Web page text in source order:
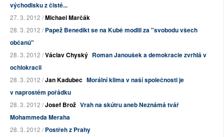
východisku z čisté...
27. 3. 2012 /Michael Marčák
28. 3. 2012 /Papež Benedikt se na Kubě modlil za "svobodu všech
občanů"
28. 3. 2012 /Václav Chyský Roman Janoušek a demokracie zvrhlá v
ochlokracii
28. 3. 2012 /Jan Kadubec Morální klima v naší společnosti je
v naprostém pořádku
28. 3. 2012 /Josef Brož Vrah na skútru aneb Neznámá tvář
Mohammeda Meraha
28. 3. 2012 /Postřeh z Prahy